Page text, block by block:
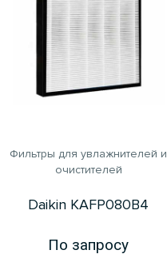
Фильтры для увлажнителей и
очистителей
Daikin KAFP080B4
По запросу